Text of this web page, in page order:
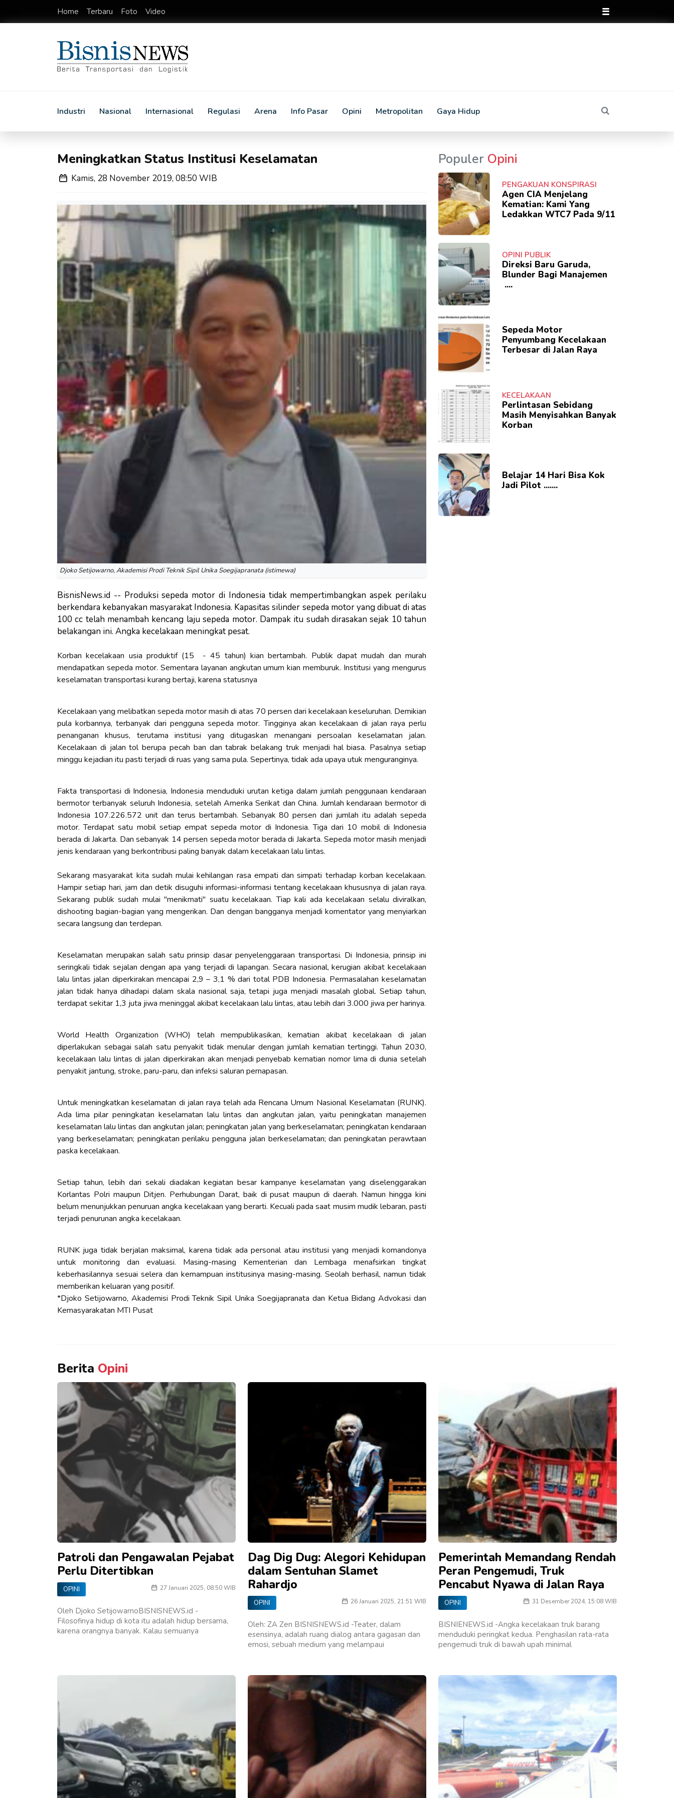
Home Terbaru Foto Video
Industri Nasional Internasional Regulasi Arena Info Pasar Opini Metropolitan Gaya Hidup
Meningkatkan Status Institusi Keselamatan
Kamis, 28 November 2019, 08:50 WIB
Djoko Setijowarno, Akademisi Prodi Teknik Sipil Unika Soegijapranata (istimewa)
BisnisNews.id -- Produksi sepeda motor di Indonesia tidak mempertimbangkan aspek perilaku
berkendara kebanyakan masyarakat Indonesia. Kapasitas silinder sepeda motor yang dibuat di atas
100 cc telah menambah kencang laju sepeda motor. Dampak itu sudah dirasakan sejak 10 tahun
belakangan ini. Angka kecelakaan meningkat pesat.
Korban kecelakaan usia produktif (15 - 45 tahun) kian bertambah. Publik dapat mudah dan murah
mendapatkan sepeda motor. Sementara layanan angkutan umum kian memburuk. Institusi yang mengurus
keselamatan transportasi kurang bertaji, karena statusnya
Kecelakaan yang melibatkan sepeda motor masih di atas 70 persen dari kecelakaan keseluruhan. Demikian
pula korbannya, terbanyak dari pengguna sepeda motor. Tingginya akan kecelakaan di jalan raya perlu
penanganan khusus, terutama institusi yang ditugaskan menangani persoalan keselamatan jalan.
Kecelakaan di jalan tol berupa pecah ban dan tabrak belakang truk menjadi hal biasa. Pasalnya setiap
minggu kejadian itu pasti terjadi di ruas yang sama pula. Sepertinya, tidak ada upaya utuk menguranginya.
Fakta transportasi di Indonesia, Indonesia menduduki urutan ketiga dalam jumlah penggunaan kendaraan
bermotor terbanyak seluruh Indonesia, setelah Amerika Serikat dan China. Jumlah kendaraan bermotor di
Indonesia 107.226.572 unit dan terus bertambah. Sebanyak 80 persen dari jumlah itu adalah sepeda
motor. Terdapat satu mobil setiap empat sepeda motor di Indonesia. Tiga dari 10 mobil di Indonesia
berada di Jakarta. Dan sebanyak 14 persen sepeda motor berada di Jakarta. Sepeda motor masih menjadi
jenis kendaraan yang berkontribusi paling banyak dalam kecelakaan lalu lintas.
Sekarang masyarakat kita sudah mulai kehilangan rasa empati dan simpati terhadap korban kecelakaan.
Hampir setiap hari, jam dan detik disuguhi informasi-informasi tentang kecelakaan khususnya di jalan raya.
Sekarang publik sudah mulai "menikmati" suatu kecelakaan. Tiap kali ada kecelakaan selalu diviralkan,
dishooting bagian-bagian yang mengerikan. Dan dengan bangganya menjadi komentator yang menyiarkan
secara langsung dan terdepan.
Keselamatan merupakan salah satu prinsip dasar penyelenggaraan transportasi. Di Indonesia, prinsip ini
seringkali tidak sejalan dengan apa yang terjadi di lapangan. Secara nasional, kerugian akibat kecelakaan
lalu lintas jalan diperkirakan mencapai 2,9 – 3,1 % dari total PDB Indonesia. Permasalahan keselamatan
jalan tidak hanya dihadapi dalam skala nasional saja, tetapi juga menjadi masalah global. Setiap tahun,
terdapat sekitar 1,3 juta jiwa meninggal akibat kecelakaan lalu lintas, atau lebih dari 3.000 jiwa per harinya.
World Health Organization (WHO) telah mempublikasikan, kematian akibat kecelakaan di jalan
diperlakukan sebagai salah satu penyakit tidak menular dengan jumlah kematian tertinggi. Tahun 2030,
kecelakaan lalu lintas di jalan diperkirakan akan menjadi penyebab kematian nomor lima di dunia setelah
penyakit jantung, stroke, paru-paru, dan infeksi saluran pernapasan.
Untuk meningkatkan keselamatan di jalan raya telah ada Rencana Umum Nasional Keselamatan (RUNK).
Ada lima pilar peningkatan keselamatan lalu lintas dan angkutan jalan, yaitu peningkatan manajemen
keselamatan lalu lintas dan angkutan jalan; peningkatan jalan yang berkeselamatan; peningkatan kendaraan
yang berkeselamatan; peningkatan perilaku pengguna jalan berkeselamatan; dan peningkatan perawtaan
paska kecelakaan.
Setiap tahun, lebih dari sekali diadakan kegiatan besar kampanye keselamatan yang diselenggarakan
Korlantas Polri maupun Ditjen. Perhubungan Darat, baik di pusat maupun di daerah. Namun hingga kini
belum menunjukkan penuruan angka kecelakaan yang berarti. Kecuali pada saat musim mudik lebaran, pasti
terjadi penurunan angka kecelakaan.
RUNK juga tidak berjalan maksimal, karena tidak ada personal atau institusi yang menjadi komandonya
untuk monitoring dan evaluasi. Masing-masing Kementerian dan Lembaga menafsirkan tingkat
keberhasilannya sesuai selera dan kemampuan institusinya masing-masing. Seolah berhasil, namun tidak
memberikan keluaran yang positif.
*Djoko Setijowarno, Akademisi Prodi Teknik Sipil Unika Soegijapranata dan Ketua Bidang Advokasi dan
Kemasyarakatan MTI Pusat
Populer Opini
PENGAKUAN KONSPIRASI
Agen CIA Menjelang
Kematian: Kami Yang
Ledakkan WTC7 Pada 9/11
OPINI PUBLIK
Direksi Baru Garuda,
Blunder Bagi Manajemen
....
Sepeda Motor
Penyumbang Kecelakaan
Terbesar di Jalan Raya
KECELAKAAN
Perlintasan Sebidang
Masih Menyisahkan Banyak
Korban
Belajar 14 Hari Bisa Kok
Jadi Pilot .......
Berita Opini
Patroli dan Pengawalan Pejabat
Perlu Ditertibkan
OPINI 27 Januari 2025, 08:50 WIB
Oleh Djoko SetijowarnoBISNISNEWS.id -
Filosofinya hidup di kota itu adalah hidup bersama,
karena orangnya banyak. Kalau semuanya
Dag Dig Dug: Alegori Kehidupan
dalam Sentuhan Slamet
Rahardjo
OPINI 26 Januari 2025, 21:51 WIB
Oleh: ZA Zen BISNISNEWS.id -Teater, dalam
esensinya, adalah ruang dialog antara gagasan dan
emosi, sebuah medium yang melampaui
Pemerintah Memandang Rendah
Peran Pengemudi, Truk
Pencabut Nyawa di Jalan Raya
OPINI 31 Desember 2024, 15:08 WIB
BISNIENEWS.id -Angka kecelakaan truk barang
menduduki peringkat kedua. Penghasilan rata-rata
pengemudi truk di bawah upah minimal